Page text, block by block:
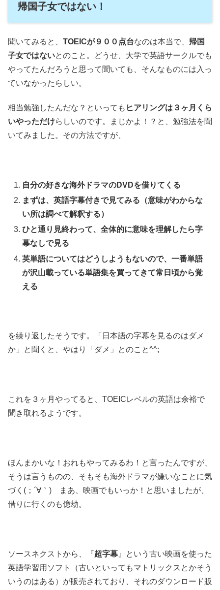
帰国子女ではない！
聞いてみると、 TOEICが９００点台なのは本当で、 帰国
子女ではないとのこと。どうせ、大学で英語サークルでも
やってたんだろうと思って聞いても、そんなものには入っ
ていなかったらしい。
相当勉強したんだな？といっても ヒアリングは３ヶ月くら
いやっただけらしいのです。まじかよ！？と、勉強法を聞
いてみました。その方法ですが、
自分の好きな海外ドラマのDVDを借りてくる
まずは、英語字幕付きで見てみる（意味がわからな
い所は調べて解釈する）
ひと通り見終わって、全体的に意味を理解したら字
幕なしで見る
英単語についてはどうしようもないので、一番単語
が沢山載っている単語集を買ってきて常日頃から覚
える
を繰り返したそうです。「日本語の字幕を見るのはダメ
か」と聞くと、やはり「ダメ」とのこと^^;
これを３ヶ月やってると、TOEICレベルの英語は余裕で
聞き取れるようです。
ほんまかいな！おれもやってみるわ！と言ったんですが、
そうは言うものの、そもそも海外ドラマが嫌いなことに気
づく(；´∀｀) まあ、映画でもいっか！と思いましたが、
借りに行くのも億劫。
ソースネクストから、『超字幕 』という古い映画を使った
英語学習用ソフト（古いといってもマトリックスとかそう
いうのはある）が販売されており、それのダウンロード販